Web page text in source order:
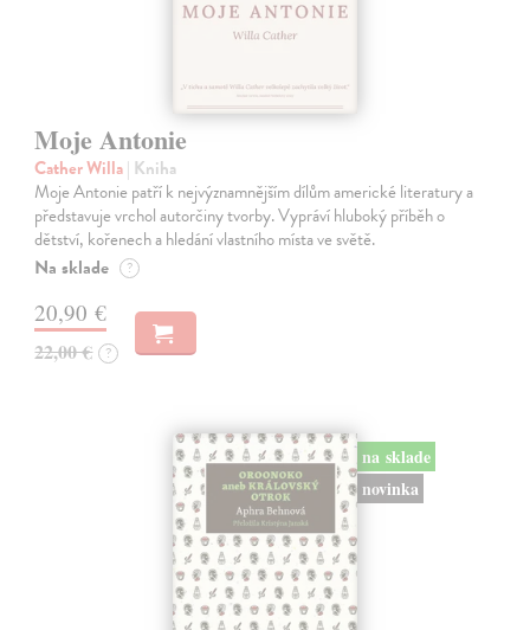
Moje Antonie
Cather Willa| Kniha
Moje Antonie patří k nejvýznamnějším dílům americké literatury a
představuje vrchol autorčiny tvorby. Vypráví hluboký příběh o
dětství, kořenech a hledání vlastního místa ve světě.
Na sklade ?
20,90 €
22,00 € ?
na sklade
novinka